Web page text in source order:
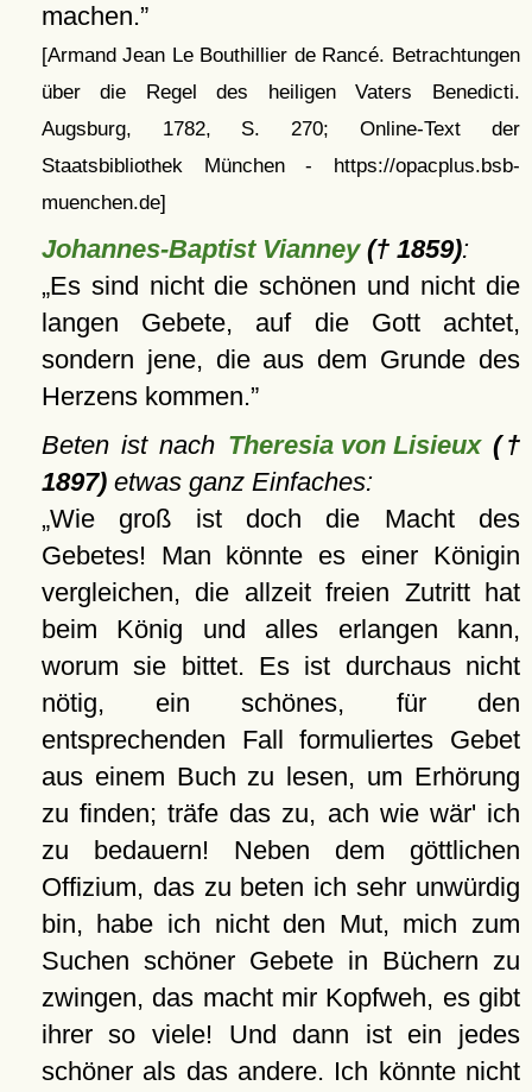
machen.
[Armand Jean Le Bouthillier de Rancé. Betrachtungen
über die Regel des heiligen Vaters Benedicti.
Augsburg, 1782, S. 270; Online-Text der
Staatsbibliothek München - https://opacplus.bsb-
muenchen.de]
Johannes-Baptist Vianney(† 1859):
Es sind nicht die schönen und nicht die
langen Gebete, auf die Gott achtet,
sondern jene, die aus dem Grunde des
Herzens kommen.
Beten ist nach Theresia von Lisieux(†
1897)etwas ganz Einfaches:
Wie groß ist doch die Macht des
Gebetes! Man könnte es einer Königin
vergleichen, die allzeit freien Zutritt hat
beim König und alles erlangen kann,
worum sie bittet. Es ist durchaus nicht
nötig, ein schönes, für den
entsprechenden Fall formuliertes Gebet
aus einem Buch zu lesen, um Erhörung
zu finden; träfe das zu, ach wie wär' ich
zu bedauern! Neben dem göttlichen
Offizium, das zu beten ich sehr unwürdig
bin, habe ich nicht den Mut, mich zum
Suchen schöner Gebete in Büchern zu
zwingen, das macht mir Kopfweh, es gibt
ihrer so viele! Und dann ist ein jedes
schöner als das andere. Ich könnte nicht